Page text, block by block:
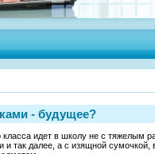
- будущее?
класса идет в школу не с тяжелым
и так далее, а с изящной сумочкой,